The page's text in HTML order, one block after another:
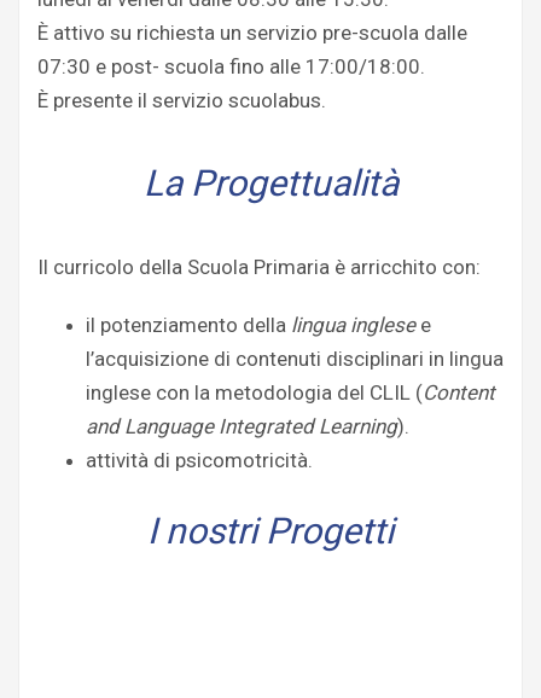
È attivo su richiesta un servizio pre-scuola dalle
07:30 e post- scuola fino alle 17:00/18:00.
È presente il servizio scuolabus.
La Progettualità
Il curricolo della Scuola Primaria è arricchito con:
il potenziamento della lingua inglesee
l’acquisizione di contenuti disciplinari in lingua
inglese con la metodologia del CLIL (Content
and Language Integrated Learning).
attività di psicomotricità.
I nostri Progetti